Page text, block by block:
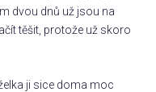
dvou dnů už jsou na
těšit, protože už skoro
ji sice doma moc